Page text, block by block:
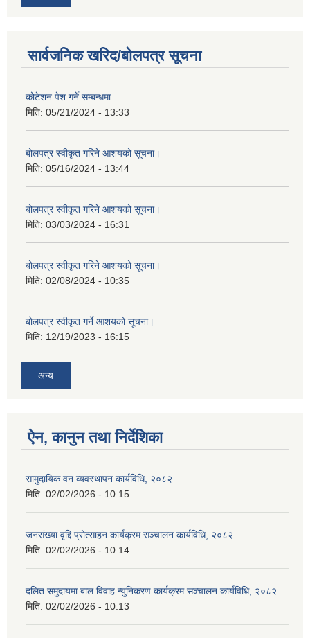
सार्वजनिक खरिद/बोलपत्र सूचना
कोटेशन पेश गर्ने सम्बन्धमा
मिति: 05/21/2024 - 13:33
बोलपत्र स्वीकृत गरिने आशयको सूचना।
मिति: 05/16/2024 - 13:44
बोलपत्र स्वीकृत गरिने आशयको सूचना।
मिति: 03/03/2024 - 16:31
बोलपत्र स्वीकृत गरिने आशयको सूचना।
मिति: 02/08/2024 - 10:35
बोलपत्र स्वीकृत गर्ने आशयको सूचना।
मिति: 12/19/2023 - 16:15
अन्य
ऐन, कानुन तथा निर्देशिका
सामुदायिक वन व्यवस्थापन कार्यविधि, २०८२
मिति: 02/02/2026 - 10:15
जनसंख्या वृद्दि प्रोत्साहन कार्यक्रम सञ्‍चालन कार्यविधि, २०८२
मिति: 02/02/2026 - 10:14
दलित समुदायमा बाल विवाह न्युनिकरण कार्यक्रम सञ्‍चालन कार्यविधि, २०८२
मिति: 02/02/2026 - 10:13